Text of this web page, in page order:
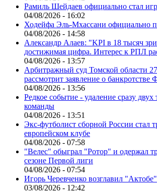
Рамиль Шейдаев официально стал
04/08/2026 - 16:02
Ходейфа Эль-Мхассани официально
04/08/2026 - 14:58
Александр Алаев: "KPI в 18 тысяч
достижимая цифра. Интерес к РПЛ
04/08/2026 - 13:57
Арбитражный суд Томской области 27
рассмотрит заявление о
04/08/2026 - 13:56
Редкое событие - удаление сразу двух
команды
04/08/2026 - 13:51
Экс-футболист сборной России стал
европейском клубе
04/08/2026 - 07:58
"Велес" обыграл "Ротор" и одержал
сезоне Первой лиги
04/08/2026 - 07:54
Игорь Черевченко возглавил "Актобе"
03/08/2026 - 12:42